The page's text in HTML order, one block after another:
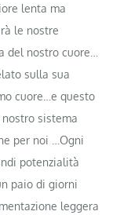
lenta ma
le nostre
del nostro cuore…
sulla sua
cuore…e questo
sistema
per noi …Ogni
potenzialità
paio di giorni
leggera